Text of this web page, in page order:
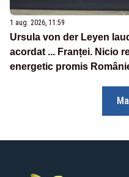
1 aug. 2026, 11:59
Ursula von der Leyen
acordat ... Franței. Nicio
energetic promis